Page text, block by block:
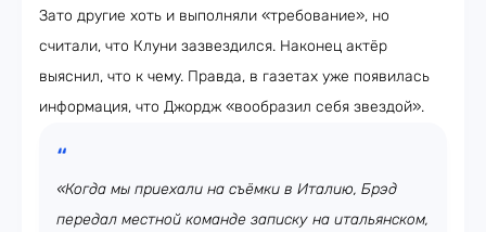
Зато другие хоть и выполняли «требование», но
считали, что Клуни зазвездился. Наконец актёр
выяснил, что к чему. Правда, в газетах уже появилась
информация, что Джордж «вообразил себя звездой».
«Когда мы приехали на съёмки в Италию, Брэд
передал местной команде записку на итальянском,